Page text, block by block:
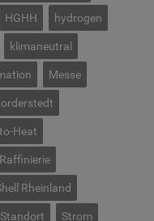
HGHH hydrogen
klimaneutral
Messe
Heat
Raffinierie
Rheinland
Standort Strom